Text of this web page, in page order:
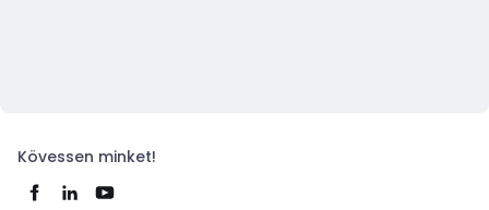
Kövessen minket!